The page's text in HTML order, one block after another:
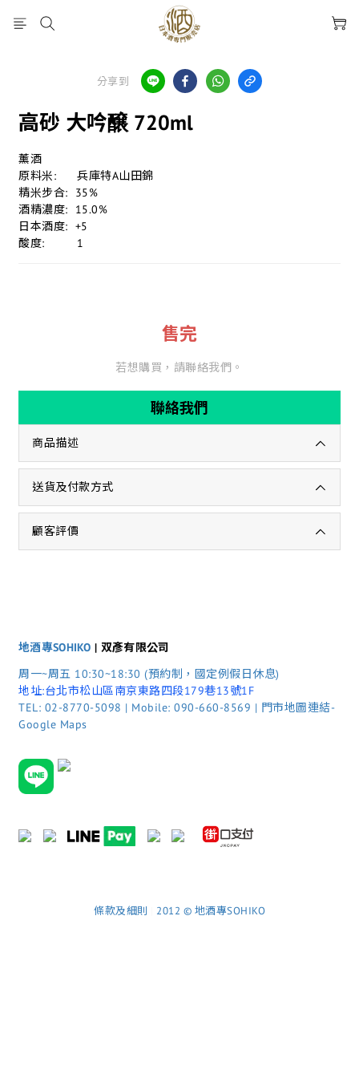
分享到
高砂 大吟醸 720ml
薰酒
原料米:	  兵庫特A山田錦
精米步合:  35%
酒精濃度:  15.0%
日本酒度:  +5
酸度:	  1
售完
若想購買，請聯絡我們。
聯絡我們
商品描述
送貨及付款方式
顧客評價
地酒專SOHIKO | 双彥有限公司
周一~周五 10:30~18:30 (預約制，國定例假日休息)
地址:台北市松山區南京東路四段179巷13號1F
TEL: 02-8770-5098 | Mobile: 090-660-8569 | 門市地圖連結-
Google Maps
條款及細則 2012 © 地酒專SOHIKO